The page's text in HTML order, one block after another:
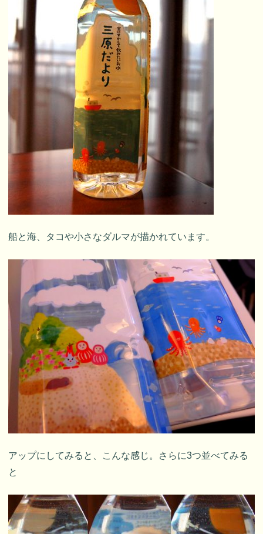
船と海、タコや小さなダルマが描かれています。
アップにしてみると、こんな感じ。さらに3つ並べてみる
と